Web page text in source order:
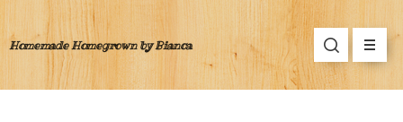
Homemade Homegrown by Bianca